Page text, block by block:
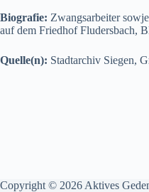
Biografie: Zwangsarbeiter
auf dem Friedhof Fludersbach,
Quelle(n): Stadtarchiv Siegen,
Copyright © 2026 Aktives